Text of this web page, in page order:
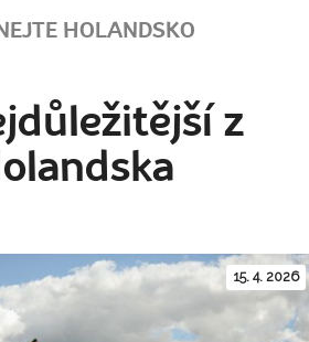
HOLANDSKO
z
15. 4. 2026